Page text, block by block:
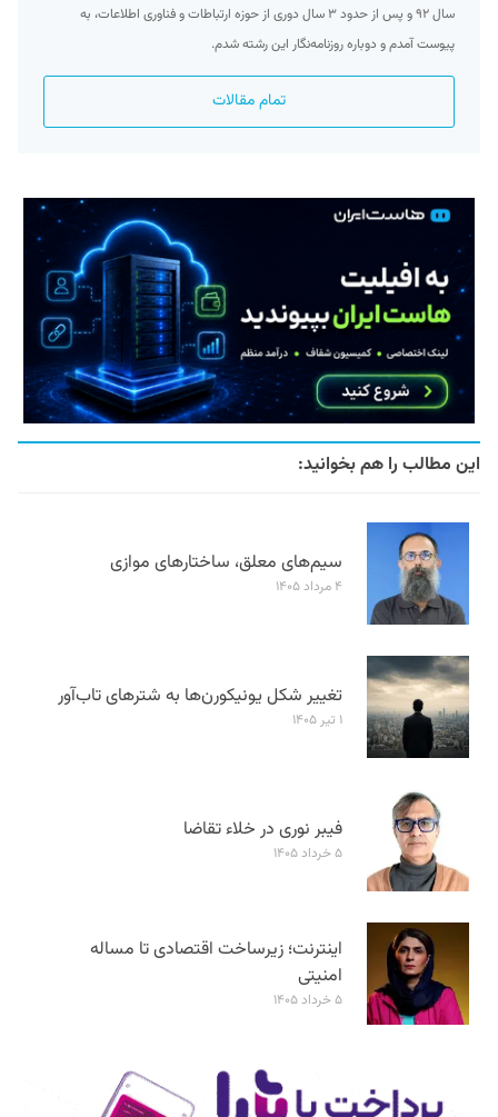
سال ۹۲ و پس از حدود ۳ سال دوری از حوزه ارتباطات و فناوری اطلاعات، به
پیوست آمدم و دوباره روزنامه‌نگار این رشته شدم.
تمام مقالات
این مطالب را هم بخوانید:
سیم‌های معلق، ساختارهای موازی
۴ مرداد ۱۴۰۵
تغییر شکل یونیکورن‌ها به شترهای تاب‌آور
۱ تیر ۱۴۰۵
فیبر نوری در خلاء تقاضا
۵ خرداد ۱۴۰۵
اینترنت؛ زیرساخت اقتصادی تا مساله
امنیتی
۵ خرداد ۱۴۰۵